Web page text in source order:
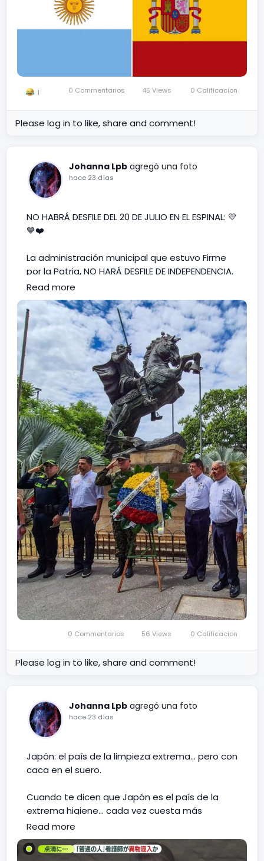
1 0 Commentarios 45 Views 0 Calificacion
Please log in to like, share and comment!
Johanna Lpb agregó una foto
hace 23 días
NO HABRÁ DESFILE DEL 20 DE JULIO EN EL ESPINAL: 💛
💙❤️
La administración municipal que estuvo Firme
por la Patria, NO HARÁ DESFILE DE INDEPENDENCIA.
Dejaron a los niños, niñas, adolescentes y
jóvenes de los colegios, vestidos y alborotados.
Según la versión desde la Alcaldía de El Espinal
por parte del secretario de Gobierno,
#CarlosBarrero, NO HAY SEGURIDAD PARA LLEVAR
A CABO LA CEREMONIA CONMEMORATIVA.
Pongan cuidado, si esa es la razón por parte de
quienes nos tienen que brindar seguridad como
deber constitucional y legal, ¿en qué está El
Espinal?
Más parece que están afanados en irse a
#Chaparralpara hacerle venia a Adriana Magali
Matiz quien ha dirigido el desfile de este año
hacia ese municipio, y eso está bien porque a
nosotros nos tocó en 2024. Pero, no por eso el
señor alcalde,
#WilsonGutiérrez, tiene que salir
con esta andanada administrativa; pero, sí
está muy acuciosi por medio de su amigo el
exministro Wilson Ruíz Orejuela lagarteándose
un pase doble para la posesión presidencial de
Abelardo, y farandulear, mientras el municipio
se cae a pedazos.
________________________________
_
funcionan, Comisaría de Familia El Espinal,
del colapso sin energía ni internet para trabajar
en condiciones óptimas y atender a la gente...
Lo risible, todos sufriendo las consecuencias y
#WilsonCilina, ni la Personería que debe ser
garante de los derechos, como la atención al
Read more
0 Commentarios 56 Views 0 Calificacion
Please log in to like, share and comment!
Johanna Lpb agregó una foto
hace 23 días
Japón: el país de la limpieza extrema... pero con
caca en el suero.
Cuando te dicen que Japón es el país de la
extrema higiene... cada vez cuesta más
creerles.
Resulta que una exenfermera fue arrestada
Read more